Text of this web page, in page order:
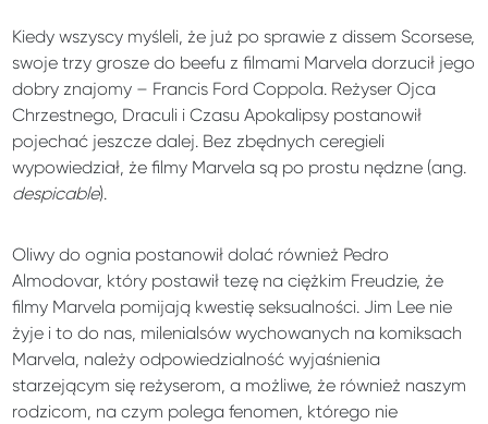
Kiedy wszyscy myśleli, że już po sprawie z dissem Scorsese,
swoje trzy grosze do beefu z filmami Marvela dorzucił jego
dobry znajomy – Francis Ford Coppola. Reżyser Ojca
Chrzestnego, Draculi i Czasu Apokalipsy postanowił
pojechać jeszcze dalej. Bez zbędnych ceregieli
wypowiedział, że filmy Marvela są po prostu nędzne (ang.
despicable).
Oliwy do ognia postanowił dolać również Pedro
Almodovar, który postawił tezę na ciężkim Freudzie, że
filmy Marvela pomijają kwestię seksualności. Jim Lee nie
żyje i to do nas, milenialsów wychowanych na komiksach
Marvela, należy odpowiedzialność wyjaśnienia
starzejącym się reżyserom, a możliwe, że również naszym
rodzicom, na czym polega fenomen, którego nie